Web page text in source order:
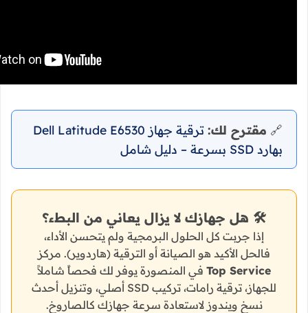
🔗 مقترح لك:
ترقية جهاز Dell Latitude E6530
بهارد SSD بسرعة – دليل شامل
🛠️ هل جهازك لا يزال يعاني من البطء؟
إذا جربت كل الحلول البرمجية ولم يتحسن الأداء،
فالحل الأكيد هو الصيانة أو الترقية (هاردوير). مركز
Top Service في المنصورة يوفر لك فحصاً شاملاً
للجهاز، ترقية رامات، تركيب SSD أصلي، وتنزيل أحدث
نسخ ويندوز لاستعادة سرعة جهازك كالصاروخ.